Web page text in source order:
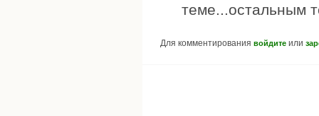
теме...остальным
Для комментирования войдите или